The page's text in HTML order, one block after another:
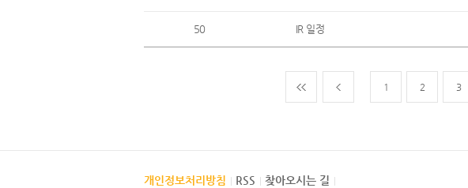
50 IR 일정
1 2 3
개인정보처리방침 RSS 찾아오시는 길